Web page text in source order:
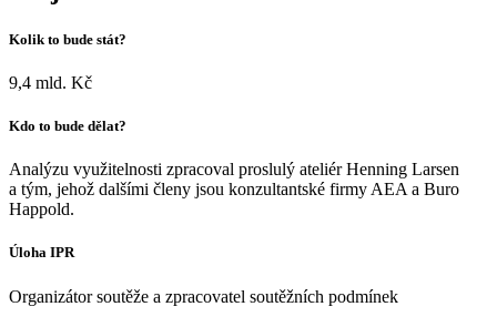
Kolik to bude stát?
9,4 mld. Kč
Kdo to bude dělat?
Analýzu využitelnosti zpracoval proslulý ateliér Henning Larsen
a tým, jehož dalšími členy jsou konzultantské firmy AEA a Buro
Happold.
Úloha IPR
Organizátor soutěže a zpracovatel soutěžních podmínek